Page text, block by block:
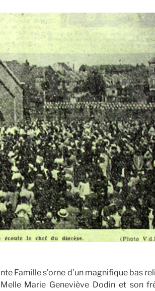
Famille s’orne d’un magnifique bas
Marie Geneviève Dodin et son